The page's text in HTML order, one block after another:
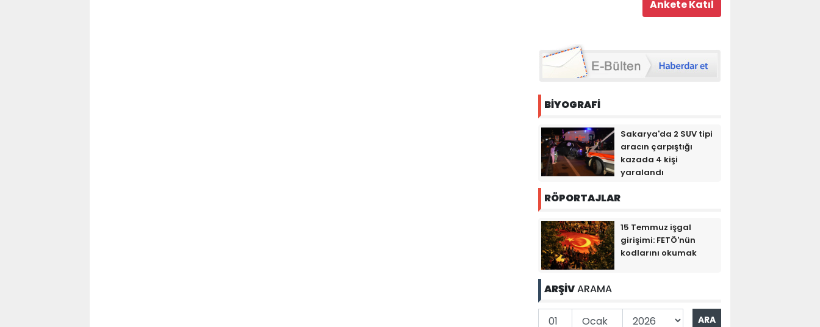
BİYOGRAFİ
Sakarya'da 2 SUV tipi
aracın çarpıştığı
kazada 4 kişi
yaralandı
RÖPORTAJLAR
15 Temmuz işgal
girişimi: FETÖ'nün
kodlarını okumak
ARŞİVARAMA